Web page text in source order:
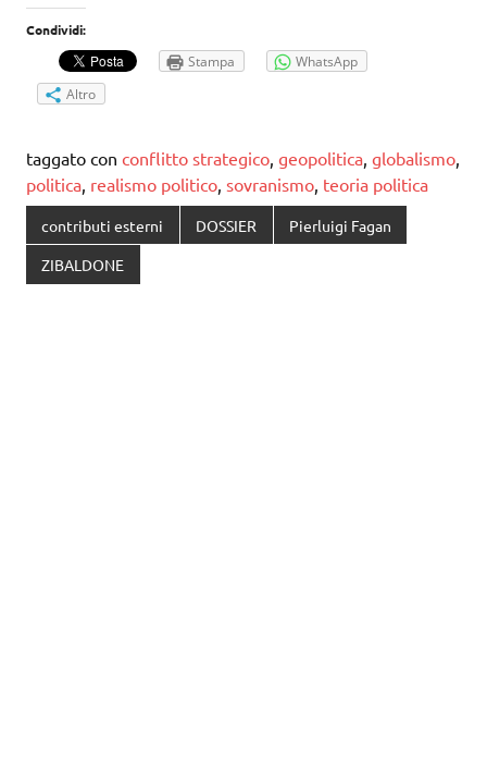
Condividi:
Stampa
WhatsApp
Altro
taggato con conflitto strategico geopolitica globalismo
politica realismo politico sovranismo teoria politica
contributi esterni DOSSIER Pierluigi Fagan
ZIBALDONE